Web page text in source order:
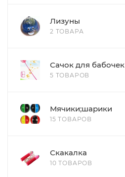
Лизуны
2 ТОВАРА
Сачок для бабочек
5 ТОВАРОВ
Мячики;шарики
15 ТОВАРОВ
Скакалка
10 ТОВАРОВ